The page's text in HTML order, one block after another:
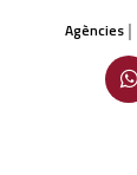
Agències |